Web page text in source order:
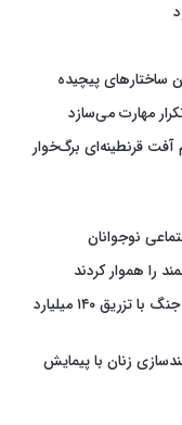
ساختارهای پیچیده
مهارت می‌سازد
آفت قرنطینه‌ای برگ‌خوار
نوجوانان
را هموار کردند
مهار موج تعدیل نیروی شرکت‌های فناور پس از جنگ با تزریق ۱۴۰ میلیارد
زنان با پیمایش